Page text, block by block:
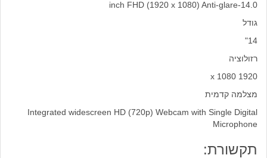
14.0-inch FHD (1920 x 1080) Anti-glare
גודל
14"
רזולוציה
1920 x 1080
מצלמה קדמית
Integrated widescreen HD (720p) Webcam with Single Digital
Microphone
תקשורת: